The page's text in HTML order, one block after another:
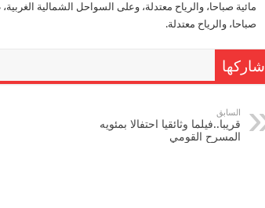
مائية صباحا، والرياح معتدلة، وعلى السواحل الشمالية
صباحا، والرياح معتدلة.
شاركها
السابق
قريبا..فيلما وثائقيا احتفالا بمئويه
المسرح القومي